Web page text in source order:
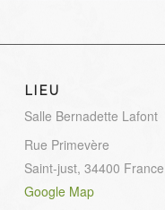
LIEU
Salle Bernadette Lafont
Rue Primevère
Saint-just, 34400 France
Google Map